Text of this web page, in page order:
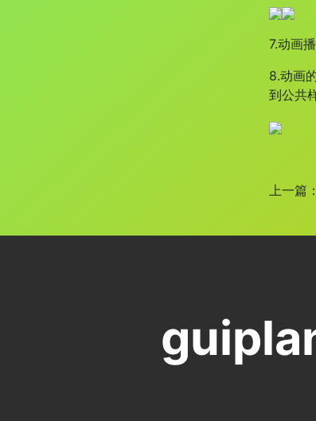
7.动画
8.动画
到公共
上一篇